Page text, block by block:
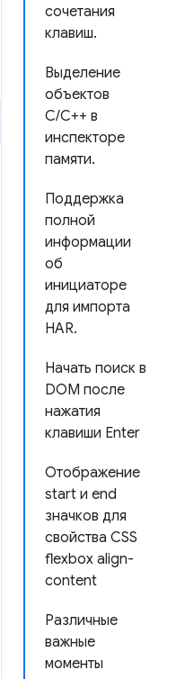
сочетания
клавиш.
Выделение
объектов
C/C++ в
инспекторе
памяти.
Поддержка
полной
информации
об
инициаторе
для импорта
HAR.
Начать поиск в
DOM после
нажатия
клавиши Enter
Отображение
start и end
значков для
свойства CSS
flexbox align-
content
Различные
важные
моменты